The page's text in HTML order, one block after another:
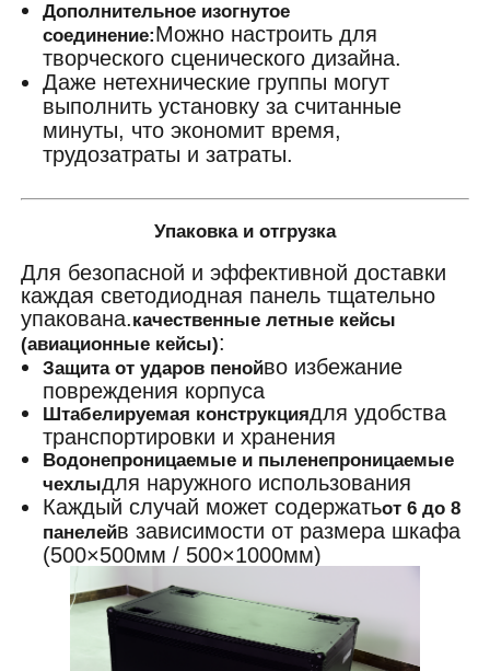
Дополнительное изогнутое
соединение:Можно настроить для
творческого сценического дизайна.
Даже нетехнические группы могут
выполнить установку за считанные
минуты, что экономит время,
трудозатраты и затраты.
Упаковка и отгрузка
Для безопасной и эффективной доставки
каждая светодиодная панель тщательно
упакована.качественные летные кейсы
(авиационные кейсы):
Защита от ударов пенойво избежание
повреждения корпуса
Штабелируемая конструкциядля удобства
транспортировки и хранения
Водонепроницаемые и пыленепроницаемые
чехлыдля наружного использования
Каждый случай может содержатьот 6 до 8
панелейв зависимости от размера шкафа
(500×500мм / 500×1000мм)